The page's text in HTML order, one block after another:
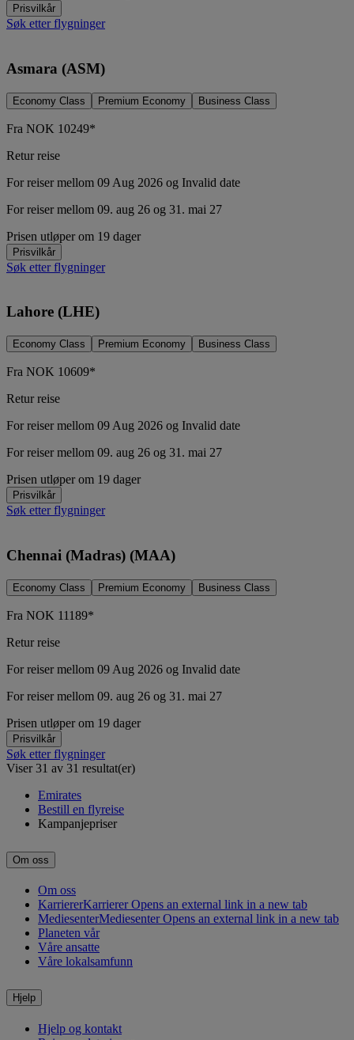
Prisvilkår
Søk etter flygninger
Asmara (ASM)
Economy Class Premium Economy Business Class
Fra NOK 10249*
Retur reise
For reiser mellom 09 Aug 2026 og Invalid date
For reiser mellom 09. aug 26 og 31. mai 27
Prisen utløper om 19 dager
Prisvilkår
Søk etter flygninger
Lahore (LHE)
Economy Class Premium Economy Business Class
Fra NOK 10609*
Retur reise
For reiser mellom 09 Aug 2026 og Invalid date
For reiser mellom 09. aug 26 og 31. mai 27
Prisen utløper om 19 dager
Prisvilkår
Søk etter flygninger
Chennai (Madras) (MAA)
Economy Class Premium Economy Business Class
Fra NOK 11189*
Retur reise
For reiser mellom 09 Aug 2026 og Invalid date
For reiser mellom 09. aug 26 og 31. mai 27
Prisen utløper om 19 dager
Prisvilkår
Søk etter flygninger
Viser 31 av 31 resultat(er)
Emirates
Bestill en flyreise
Kampanjepriser
Om oss
Om oss
KarriererKarrierer Opens an external link in a new tab
MediesenterMediesenter Opens an external link in a new tab
Planeten vår
Våre ansatte
Våre lokalsamfunn
Hjelp
Hjelp og kontakt